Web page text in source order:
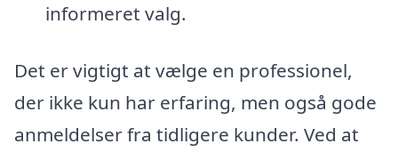
informeret valg.
Det er vigtigt at vælge en professionel,
der ikke kun har erfaring, men også gode
anmeldelser fra tidligere kunder. Ved at